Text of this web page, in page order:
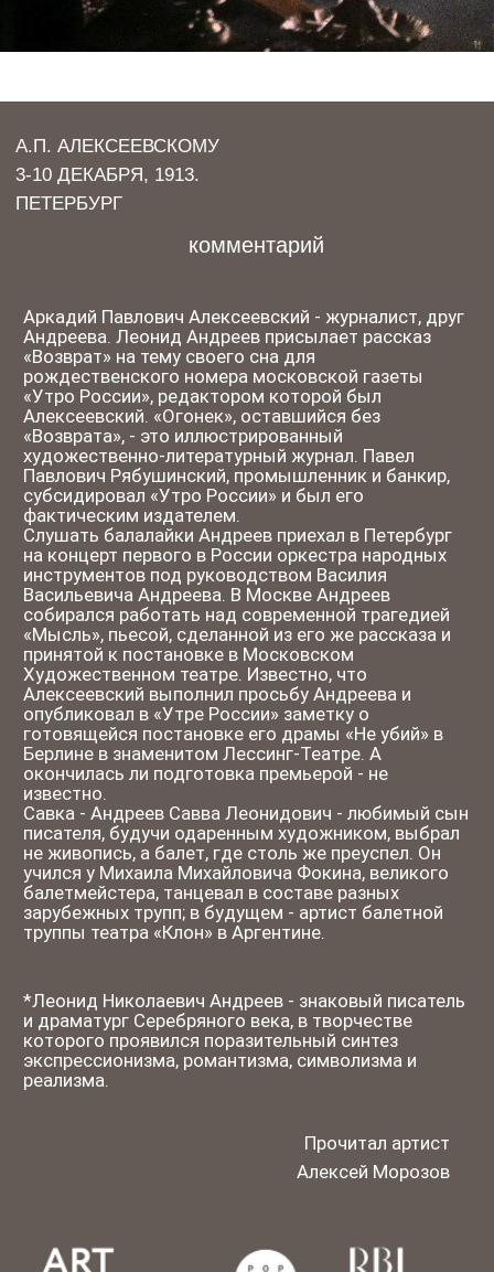
Аркадий Павлович Алексеевский - журналист, друг
Андреева. Леонид Андреев присылает рассказ
«Возврат» на тему своего сна для
Павлович Рябушинский, промышленник и банкир,
субсидировал «Утро России» и был его
фактическим издателем.
Слушать балалайки Андреев приехал в Петербург
на концерт первого в России оркестра народных
инструментов под руководством Василия
собирался работать над современной трагедией
«Мысль», пьесой, сделанной из его же рассказа и
опубликовал в «Утре России» заметку о
готовящейся постановке его драмы «Не убий» в
Берлине в знаменитом Лессинг-Театре. А
окончилась ли подготовка премьерой - не
известно.
Савка - Андреев Савва Леонидович - любимый сын
писателя, будучи одаренным художником, выбрал
не живопись, а балет, где столь же преуспел. Он
учился у Михаила Михайловича Фокина, великого
балетмейстера, танцевал в составе разных
зарубежных трупп; в будущем - артист балетной
труппы театра «Клон» в Аргентине.
*Леонид Николаевич Андреев - знаковый писатель
и драматург Серебряного века, в творчестве
которого проявился поразительный синтез
экспрессионизма, романтизма, символизма и
реализма.
Прочитал артист
Алексей Морозов